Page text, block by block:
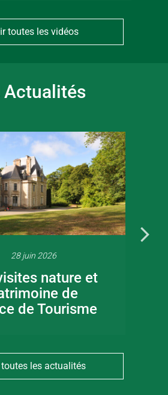
toutes les vidéos
Actualités
28 juin 2026
nature et
de
de Tourisme
les actualités